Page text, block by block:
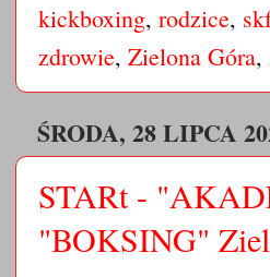
kickboxing, rodzice,
zdrowie, Zielona Góra,
ŚRODA, 28 LIPCA
STARt -
"BOKSING"